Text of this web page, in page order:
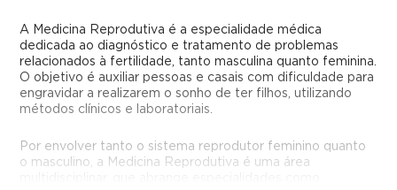
A Medicina Reprodutiva é a especialidade médica
dedicada ao diagnóstico e tratamento de problemas
relacionados à fertilidade, tanto masculina quanto feminina.
O objetivo é auxiliar pessoas e casais com dificuldade para
engravidar a realizarem o sonho de ter filhos, utilizando
métodos clínicos e laboratoriais.
Por envolver tanto o sistema reprodutor feminino quanto
o masculino, a Medicina Reprodutiva é uma área